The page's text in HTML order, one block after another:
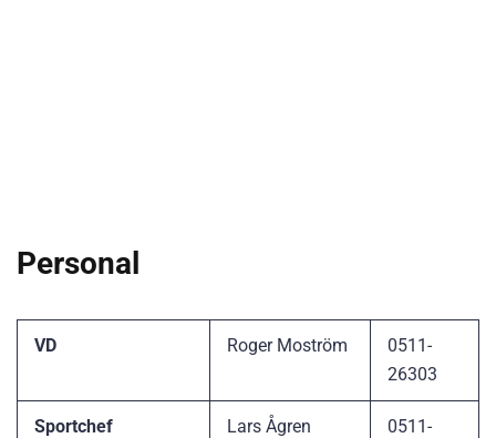
Personal
VD Roger Moström
0511-
26303
Sportchef Lars Ågren
0511-